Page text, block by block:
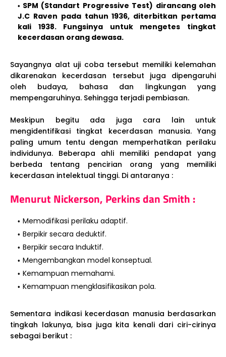
SPM (Standart Progressive Test) dirancang oleh
J.C Raven pada tahun 1936, diterbitkan pertama
kali 1938. Fungsinya untuk mengetes tingkat
kecerdasan orang dewasa.
Sayangnya alat uji coba tersebut memiliki kelemahan
dikarenakan kecerdasan tersebut juga dipengaruhi
oleh budaya, bahasa dan lingkungan yang
mempengaruhinya. Sehingga terjadi pembiasan.
Meskipun begitu ada juga cara lain untuk
mengidentifikasi tingkat kecerdasan manusia. Yang
paling umum tentu dengan memperhatikan perilaku
individunya. Beberapa ahli memiliki pendapat yang
berbeda tentang pencirian orang yang memiliki
kecerdasan intelektual tinggi. Di antaranya :
Menurut Nickerson, Perkins dan Smith :
Memodifikasi perilaku adaptif.
Berpikir secara deduktif.
Berpikir secara Induktif.
Mengembangkan model konseptual.
Kemampuan memahami.
Kemampuan mengklasifikasikan pola.
Sementara indikasi kecerdasan manusia berdasarkan
tingkah lakunya, bisa juga kita kenali dari ciri-cirinya
sebagai berikut :